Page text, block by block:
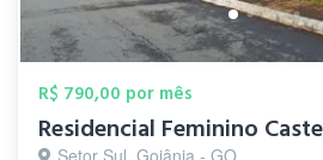
R$ 790,00 por mês
Residencial Feminino
Setor Sul, Goiânia - GO